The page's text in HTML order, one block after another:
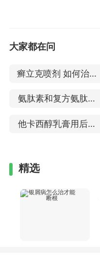
大家都在问
癣立克喷剂 如何治疗
银屑病
氨肽素和复方氨肽素
一样吗 治疗牛皮癣怎
他卡西醇乳膏用后发
精选